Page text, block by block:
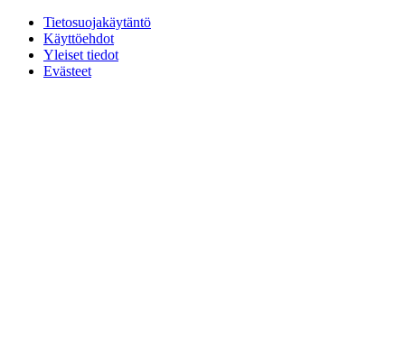
Tietosuojakäytäntö
Käyttöehdot
Yleiset tiedot
Evästeet